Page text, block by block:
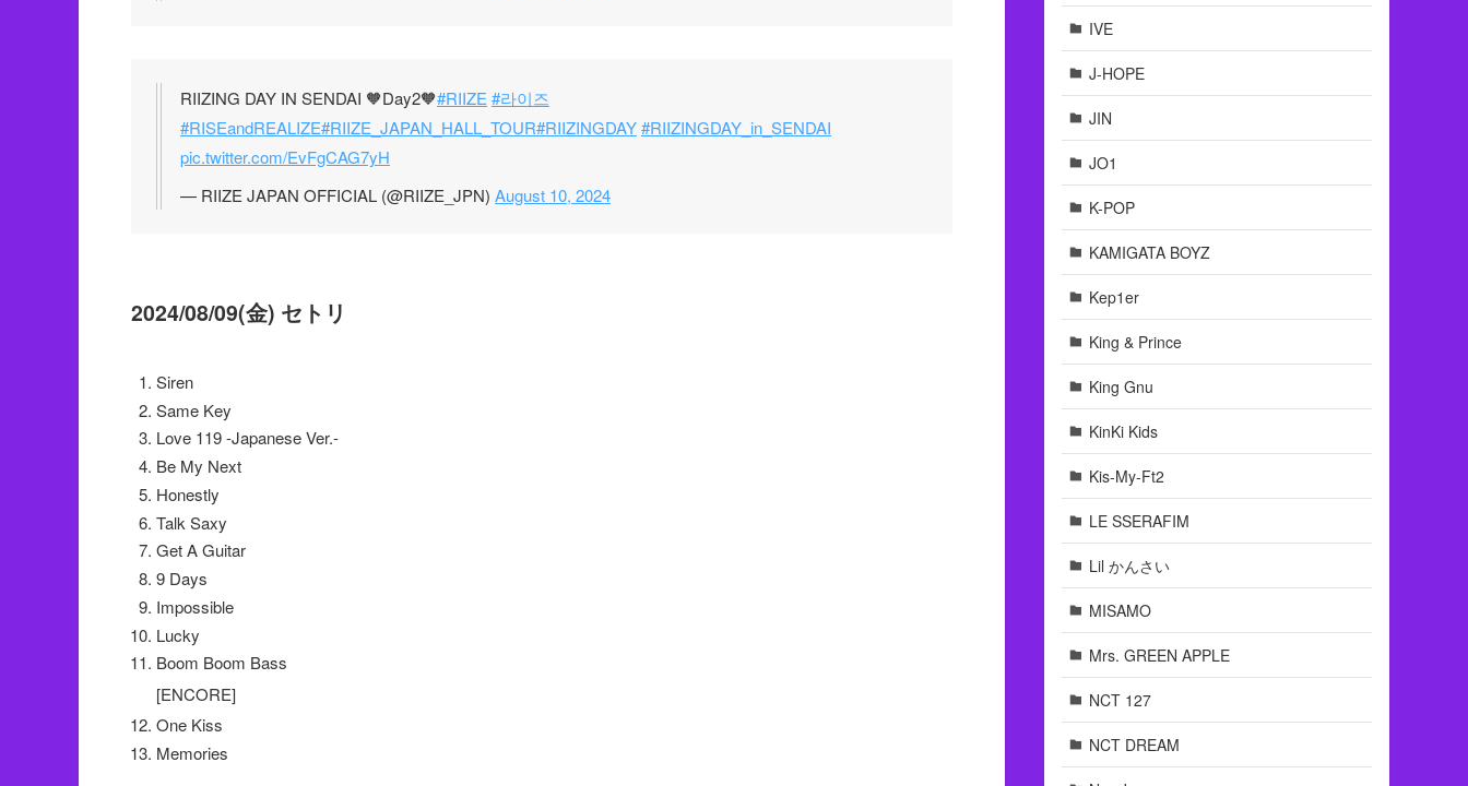
RIIZING DAY IN SENDAI 🧡Day2🧡#RIIZE#라이즈
#RISEandREALIZE#RIIZE_JAPAN_HALL_TOUR#RIIZINGDAY#RIIZINGDAY_in_SENDAI
pic.twitter.com/EvFgCAG7yH
— RIIZE JAPAN OFFICIAL (@RIIZE_JPN) August 10, 2024
2024/08/09(金) セトリ
Siren
Same Key
Love 119 -Japanese Ver.-
Be My Next
Honestly
Talk Saxy
Get A Guitar
9 Days
Impossible
Lucky
Boom Boom Bass
[ENCORE]
One Kiss
Memories
IVE
J-HOPE
JIN
JO1
K-POP
KAMIGATA BOYZ
Kep1er
King & Prince
King Gnu
KinKi Kids
Kis-My-Ft2
LE SSERAFIM
Lil かんさい
MISAMO
Mrs. GREEN APPLE
NCT 127
NCT DREAM